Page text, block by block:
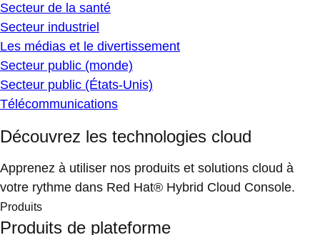
Secteur de la santé
Secteur industriel
Les médias et le divertissement
Secteur public (monde)
Secteur public (États-Unis)
Télécommunications
Découvrez les technologies cloud
Apprenez à utiliser nos produits et solutions cloud à
votre rythme dans Red Hat® Hybrid Cloud Console.
Produits
Produits de plateforme